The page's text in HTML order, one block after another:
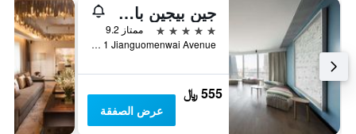
جين بيجين باي شانغريلا
5 نجوم
ممتاز 9.2
No 1 Jianguomenwai Avenue, بكين, الصين
555 ﷼
عرض الصفقة